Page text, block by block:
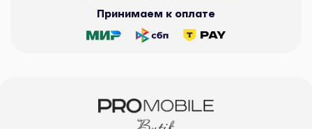
Принимаем к оплате